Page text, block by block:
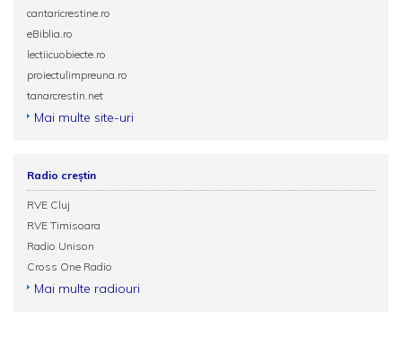
cantaricrestine.ro
eBiblia.ro
lectiicuobiecte.ro
proiectulimpreuna.ro
tanarcrestin.net
Mai multe site-uri
Radio creștin
RVE Cluj
RVE Timisoara
Radio Unison
Cross One Radio
Mai multe radiouri